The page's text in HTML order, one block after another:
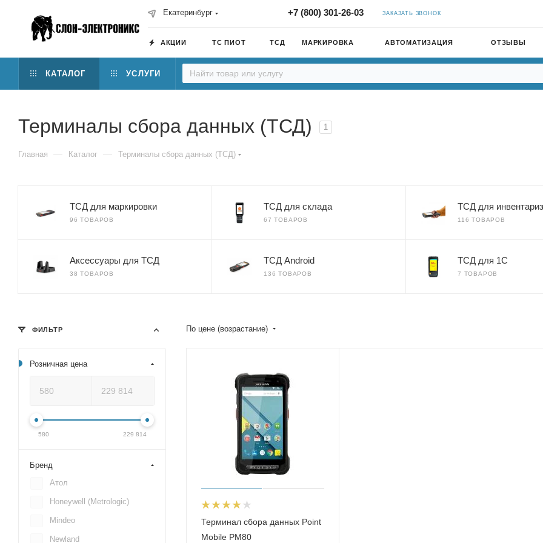
Екатеринбург +7 (800) 301-26-03 ЗАКАЗАТЬ ЗВОНОК
АКЦИИ ТС ПИОТ ТСД МАРКИРОВКА АВТОМАТИЗАЦИЯ ОТЗЫВЫ
КАТАЛОГ УСЛУГИ
Терминалы сбора данных (ТСД) 1
Главная — Каталог — Терминалы сбора данных (ТСД)
ТСД для маркировки
96 ТОВАРОВ
ТСД для склада
67 ТОВАРОВ
ТСД для
116 ТОВАРОВ
Аксессуары для ТСД
38 ТОВАРОВ
ТСД Android
136 ТОВАРОВ
ТСД для 1С
7 ТОВАРОВ
По цене (возрастание)
Терминал сбора данных Point
Mobile PM80
ФИЛЬТР
Розничная цена
580 229 814
Бренд
Атол
Honeywell (Metrologic)
Mindeo
Newland